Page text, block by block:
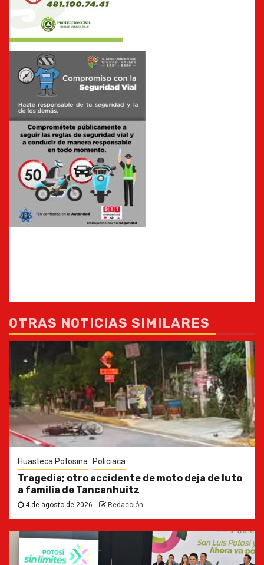
OTRAS NOTICIAS SIMILARES
Huasteca Potosina Policiaca
Tragedia; otro accidente de moto deja de luto
a familia de Tancanhuitz
4 de agosto de 2026 Redacción